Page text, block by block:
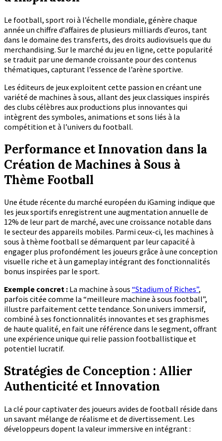
Le football, sport roi à l’échelle mondiale, génère chaque
année un chiffre d’affaires de plusieurs milliards d’euros, tant
dans le domaine des transferts, des droits audiovisuels que du
merchandising. Sur le marché du jeu en ligne, cette popularité
se traduit par une demande croissante pour des contenus
thématiques, capturant l’essence de l’arène sportive.
Les éditeurs de jeux exploitent cette passion en créant une
variété de machines à sous, allant des jeux classiques inspirés
des clubs célèbres aux productions plus innovantes qui
intègrent des symboles, animations et sons liés à la
compétition et à l’univers du football.
Performance et Innovation dans la
Création de Machines à Sous à
Thème Football
Une étude récente du marché européen du iGaming indique que
les jeux sportifs enregistrent une augmentation annuelle de
12% de leur part de marché, avec une croissance notable dans
le secteur des appareils mobiles. Parmi ceux-ci, les machines à
sous à thème football se démarquent par leur capacité à
engager plus profondément les joueurs grâce à une conception
visuelle riche et à un gameplay intégrant des fonctionnalités
bonus inspirées par le sport.
Exemple concret : La machine à sous “Stadium of Riches”,
parfois citée comme la “meilleure machine à sous football”,
illustre parfaitement cette tendance. Son univers immersif,
combiné à ses fonctionnalités innovantes et ses graphismes
de haute qualité, en fait une référence dans le segment, offrant
une expérience unique qui relie passion footballistique et
potentiel lucratif.
Stratégies de Conception : Allier
Authenticité et Innovation
La clé pour captivater des joueurs avides de football réside dans
un savant mélange de réalisme et de divertissement. Les
développeurs dopent la valeur immersive en intégrant :